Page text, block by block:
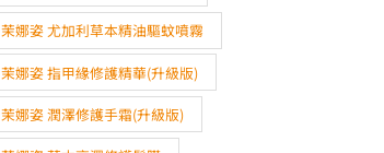
茉娜姿 尤加利草本精油驅蚊噴霧
茉娜姿 指甲緣修護精華(升級版)
茉娜姿 潤澤修護手霜(升級版)